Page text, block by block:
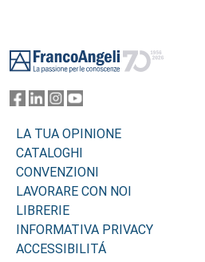
LA TUA OPINIONE
CATALOGHI
CONVENZIONI
LAVORARE CON NOI
LIBRERIE
INFORMATIVA PRIVACY
ACCESSIBILITÁ